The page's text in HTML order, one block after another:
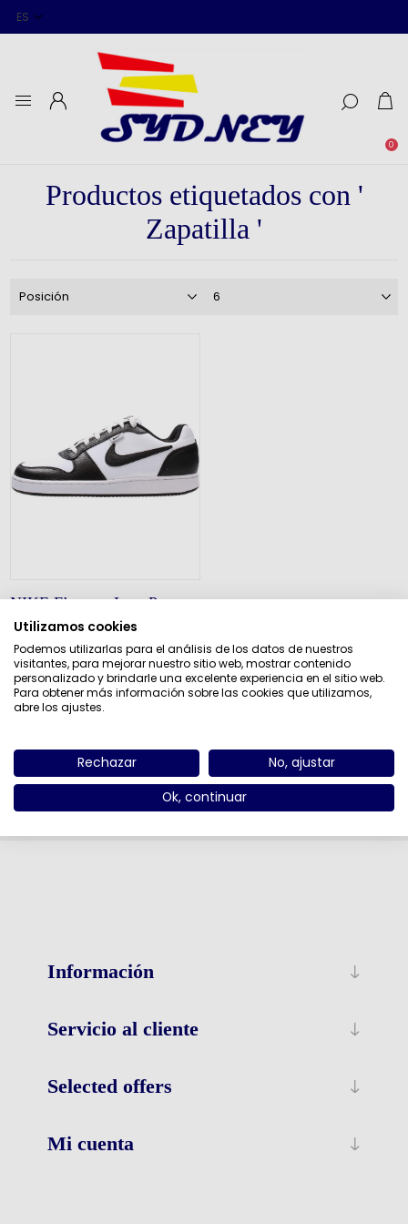
0
Fabricantes
Productos etiquetados con '
Zapatilla '
NIKE Ebernon Low Prem
€124,95 €99,95
Información
Servicio al cliente
Selected offers
Mi cuenta
Utilizamos cookies
Podemos utilizarlas para el análisis de los datos de nuestros
visitantes, para mejorar nuestro sitio web, mostrar contenido
personalizado y brindarle una excelente experiencia en el sitio web.
Para obtener más información sobre las cookies que utilizamos,
abre los ajustes.
Rechazar
No, ajustar
Ok, continuar